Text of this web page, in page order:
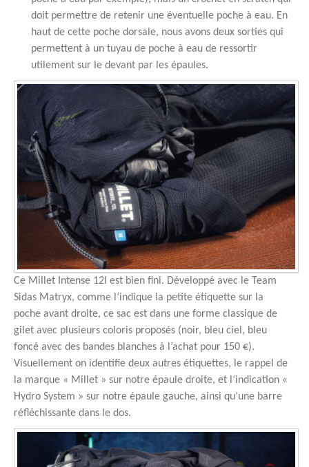
doit permettre de retenir une éventuelle poche à eau. En
haut de cette poche dorsale, nous avons deux sorties qui
permettent à un tuyau de poche à eau de ressortir
utilement sur le devant par les épaules.
Ce Millet Intense 12l est bien fini. Développé avec le Team
Sidas Matryx, comme l’indique la petite étiquette sur la
poche avant droite, ce sac est dans une forme classique de
gilet avec plusieurs coloris proposés (noir, bleu ciel, bleu
foncé avec des bandes blanches à l’achat pour 150 €).
Visuellement on identifie deux autres étiquettes, le rappel de
la marque « Millet » sur notre épaule droite, et l’indication «
Hydro System » sur notre épaule gauche, ainsi qu’une barre
réfléchissante dans le dos.